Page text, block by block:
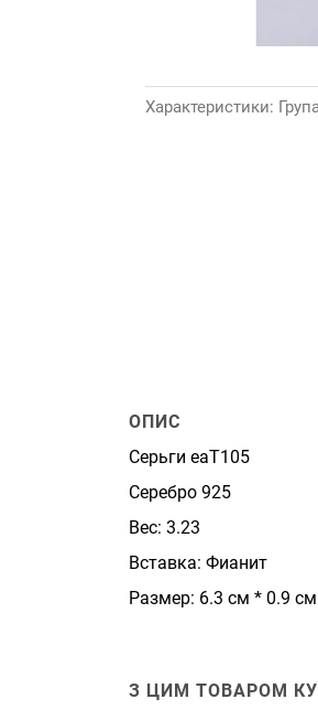
Характеристики:
ОПИС
Серьги eaT105
Серебро 925
Вес: 3.23
Вставка: Фианит
Размер: 6.3 см * 0.9 см
З ЦИМ ТОВАРОМ